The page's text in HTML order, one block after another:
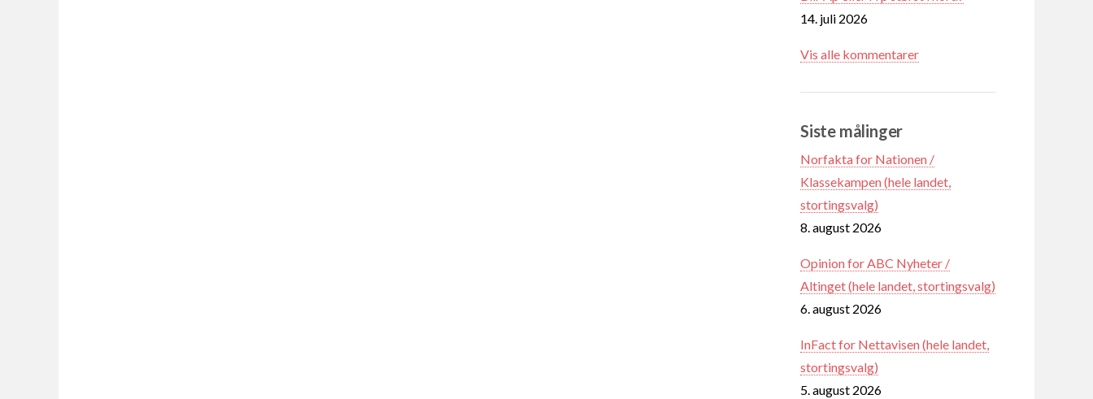
14. juli 2026
Vis alle kommentarer
Siste målinger
Norfakta for Nationen /
Klassekampen (hele landet,
stortingsvalg)
8. august 2026
Opinion for ABC Nyheter /
Altinget (hele landet, stortingsvalg)
6. august 2026
InFact for Nettavisen (hele landet,
stortingsvalg)
5. august 2026